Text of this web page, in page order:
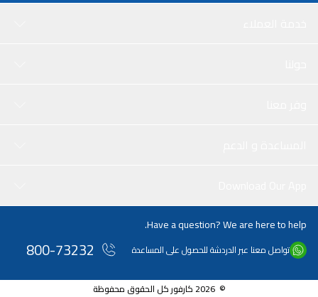
Have a question? We are here to help.
تواصل معنا عبر الدردشة للحصول على المساعدة 800-73232
© 2026 كارفور كل الحقوق محفوظة